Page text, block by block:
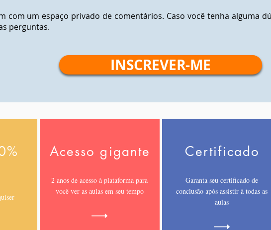
com um espaço privado de comentários. Caso você tenha alguma
perguntas.
INSCREVER-ME
Acesso gigante
2 anos de acesso à plataforma para
você ver as aulas em seu tempo
Certificado
Garanta seu certificado de
conclusão após assistir à todas as
aulas